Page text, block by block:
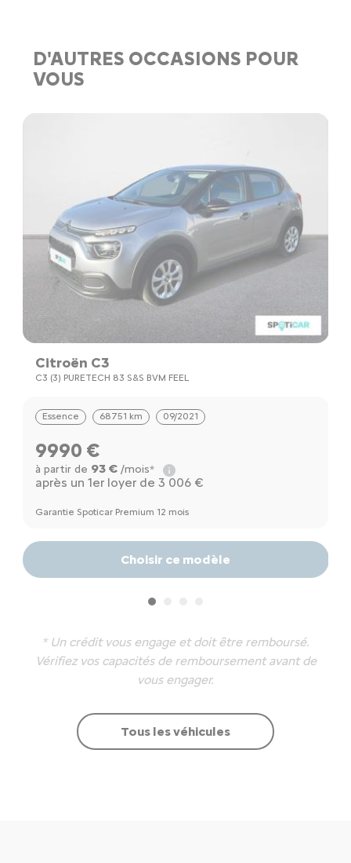
D'AUTRES OCCASIONS POUR
VOUS
Citroën C3
C3 (3) PURETECH 83 S&S BVM FEEL
Essence 68751 km 09/2021
9990 €
à partir de 93 €/mois*
après un 1er loyer de 3 006 €
Garantie Spoticar Premium 12 mois
Choisir ce modèle
* Un crédit vous engage et doit être remboursé.
Vérifiez vos capacités de remboursement avant de
vous engager.
Tous les véhicules